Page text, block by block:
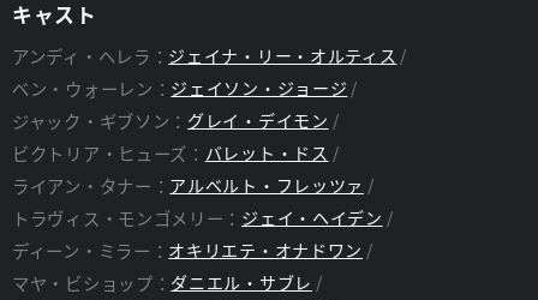
キャスト
アンディ・ヘレラ： ジェイナ・リー・オルティス
ベン・ウォーレン： ジェイソン・ジョージ
ジャック・ギブソン： グレイ・デイモン
ビクトリア・ヒューズ： バレット・ドス
ライアン・タナー： アルベルト・フレッツァ
トラヴィス・モンゴメリー： ジェイ・ヘイデン
ディーン・ミラー： オキリエテ・オナドワン
マヤ・ビショップ： ダニエル・サブレ